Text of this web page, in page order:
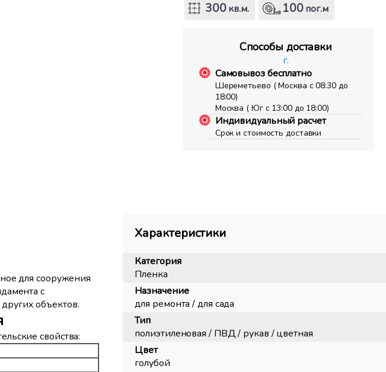
300кв.м. 100пог.м
Способы доставки
г.
Самовывоз бесплатно
Шереметьево ( Москва с 08:30 до
18:00)
Москва ( Юг с 13:00 до 18:00)
Индивидуальный расчет
Срок и стоимость доставки
для сооружения
с
объектов.
свойства:
Характеристики
Категория
Пленка
Назначение
для ремонта / для сада
Тип
полиэтиленовая / ПВД / рукав / цветная
Цвет
голубой